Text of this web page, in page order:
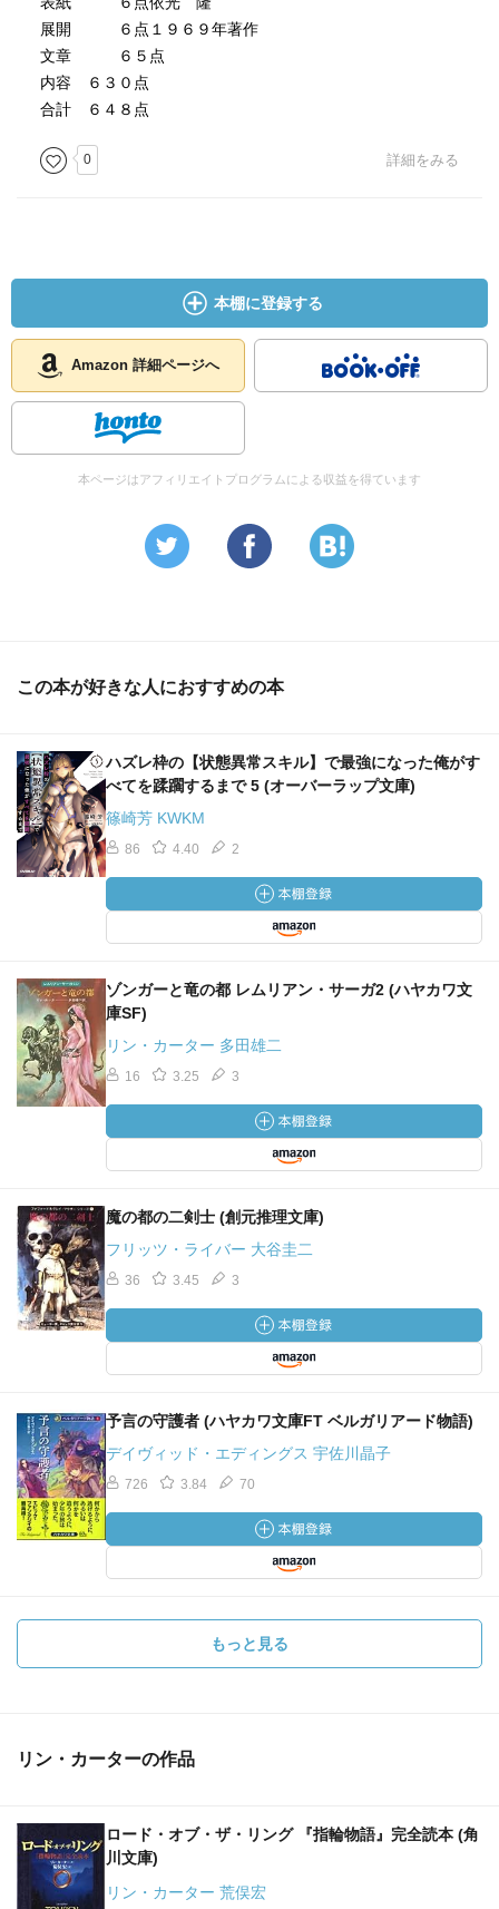
展開 ６点１９６９年著作
文章 ６５点
内容 ６３０点
合計 ６４８点
0 詳細をみる
本棚に登録する
Amazon 詳細ページへ
本ページはアフィリエイトプログラムによる収益を得ています
この本が好きな人におすすめの本
ハズレ枠の【状態異常スキル】で最強になった俺がす
べてを蹂躙するまで 5 (オーバーラップ文庫)
篠崎芳 KWKM
86 4.40 2
ゾンガーと竜の都 レムリアン・サーガ2 (ハヤカワ文
庫SF)
リン・カーター 多田雄二
16 3.25 3
魔の都の二剣士 (創元推理文庫)
フリッツ・ライバー 大谷圭二
36 3.45 3
予言の守護者 (ハヤカワ文庫FT ベルガリアード物語)
デイヴィッド・エディングス 宇佐川晶子
726 3.84 70
もっと見る
リン・カーターの作品
ロード・オブ・ザ・リング 『指輪物語』完全読本 (角
川文庫)
リン・カーター 荒俣宏